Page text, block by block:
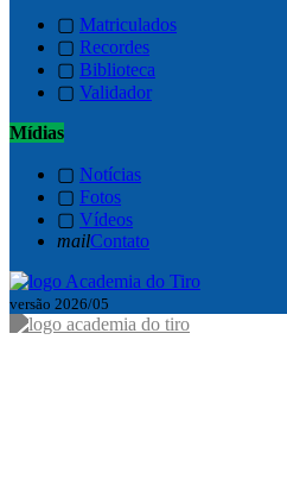
▢ Matriculados
▢ Recordes
▢ Biblioteca
▢ Validador
Mídias
▢ Notícias
▢ Fotos
▢ Vídeos
mailContato
versão 2026/05